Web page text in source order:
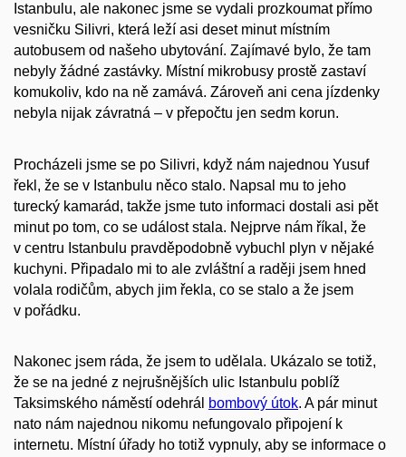
Istanbulu, ale nakonec jsme se vydali prozkoumat přímo
vesničku Silivri, která leží asi deset minut místním
autobusem od našeho ubytování. Zajímavé bylo, že tam
nebyly žádné zastávky. Místní mikrobusy prostě zastaví
komukoliv, kdo na ně zamává. Zároveň ani cena jízdenky
nebyla nijak závratná – v přepočtu jen sedm korun.
Procházeli jsme se po Silivri, když nám najednou Yusuf
řekl, že se v Istanbulu něco stalo. Napsal mu to jeho
turecký kamarád, takže jsme tuto informaci dostali asi pět
minut po tom, co se událost stala. Nejprve nám říkal, že
v centru Istanbulu pravděpodobně vybuchl plyn v nějaké
kuchyni. Připadalo mi to ale zvláštní a raději jsem hned
volala rodičům, abych jim řekla, co se stalo a že jsem
v pořádku.
Nakonec jsem ráda, že jsem to udělala. Ukázalo se totiž,
že se na jedné z nejrušnějších ulic Istanbulu poblíž
Taksimského náměstí odehrál bombový útok. A pár minut
nato nám najednou nikomu nefungovalo připojení k
internetu. Místní úřady ho totiž vypnuly, aby se informace o